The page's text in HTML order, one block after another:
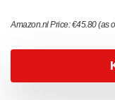
Amazon.nl Price:€45.80(as